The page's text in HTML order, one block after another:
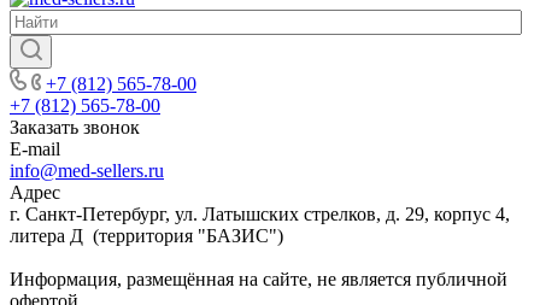
+7 (812) 565-78-00
+7 (812) 565-78-00
Заказать звонок
E-mail
info@med-sellers.ru
Адрес
г. Санкт-Петербург, ул. Латышских стрелков, д. 29, корпус 4,
литера Д (территория "БАЗИС")
Информация, размещённая на сайте, не является публичной
офертой